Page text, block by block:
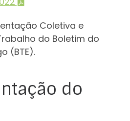
Coletiva e
do Boletim do
(BTE).
do